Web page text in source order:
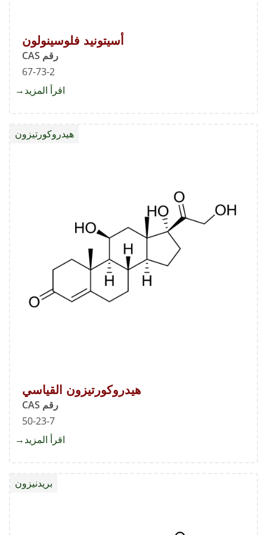
أسيتونيد فلوسينولون
رقم CAS
67-73-2
اقرأ المزيد
هيدروكورتيزون القياسي
رقم CAS
50-23-7
هيدروكورتيزون
اقرأ المزيد
بريدنيزون